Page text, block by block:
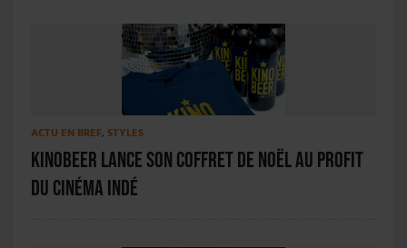
ACTU EN BREF, STYLES
Kinobeer lance son coffret de Noël au profit
du cinéma indé